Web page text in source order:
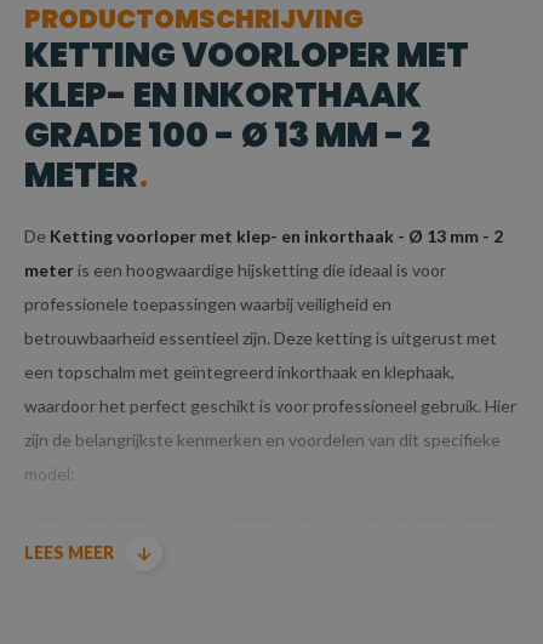
PRODUCTOMSCHRIJVING
KETTING VOORLOPER MET
KLEP- EN INKORTHAAK
GRADE 100 - Ø 13 MM - 2
METER
De Ketting voorloper met klep- en inkorthaak - Ø 13 mm - 2
meteris een hoogwaardige hijsketting die ideaal is voor
professionele toepassingen waarbij veiligheid en
betrouwbaarheid essentieel zijn. Deze ketting is uitgerust met
een topschalm met geïntegreerd inkorthaak en klephaak,
waardoor het perfect geschikt is voor professioneel gebruik. Hier
zijn de belangrijkste kenmerken en voordelen van dit specifieke
model:
KLEP- EN INKORTHAAK GRADE 100 - Ø 13 MM
LEES MEER